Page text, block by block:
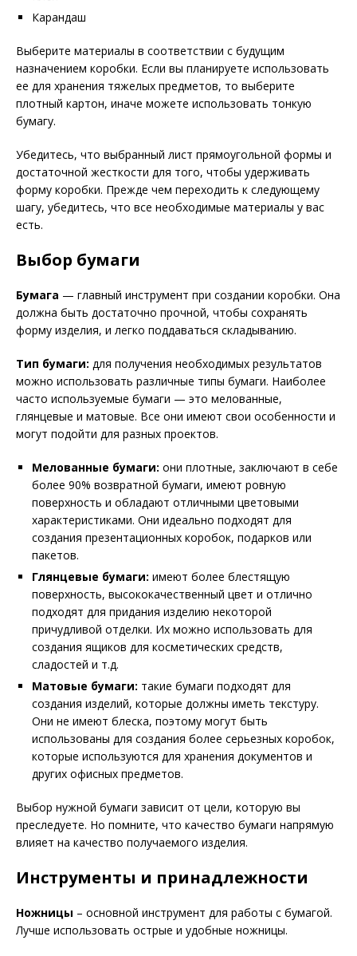
Карандаш
Выберите материалы в соответствии с будущим
назначением коробки. Если вы планируете использовать
ее для хранения тяжелых предметов, то выберите
плотный картон, иначе можете использовать тонкую
бумагу.
Убедитесь, что выбранный лист прямоугольной формы и
достаточной жесткости для того, чтобы удерживать
форму коробки. Прежде чем переходить к следующему
шагу, убедитесь, что все необходимые материалы у вас
есть.
Выбор бумаги
Бумага — главный инструмент при создании коробки. Она
должна быть достаточно прочной, чтобы сохранять
форму изделия, и легко поддаваться складыванию.
Тип бумаги: для получения необходимых результатов
можно использовать различные типы бумаги. Наиболее
часто используемые бумаги — это мелованные,
глянцевые и матовые. Все они имеют свои особенности и
могут подойти для разных проектов.
Мелованные бумаги: они плотные, заключают в себе
более 90% возвратной бумаги, имеют ровную
поверхность и обладают отличными цветовыми
характеристиками. Они идеально подходят для
создания презентационных коробок, подарков или
пакетов.
Глянцевые бумаги: имеют более блестящую
поверхность, высококачественный цвет и отлично
подходят для придания изделию некоторой
причудливой отделки. Их можно использовать для
создания ящиков для косметических средств,
сладостей и т.д.
Матовые бумаги: такие бумаги подходят для
создания изделий, которые должны иметь текстуру.
Они не имеют блеска, поэтому могут быть
использованы для создания более серьезных коробок,
которые используются для хранения документов и
других офисных предметов.
Выбор нужной бумаги зависит от цели, которую вы
преследуете. Но помните, что качество бумаги напрямую
влияет на качество получаемого изделия.
Инструменты и принадлежности
Ножницы – основной инструмент для работы с бумагой.
Лучше использовать острые и удобные ножницы.